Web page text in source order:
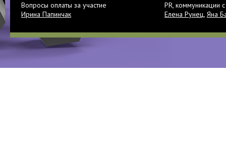
Вопросы оплаты за участие
Ирина Папинчак
PR, коммуникации
Елена Рунец, Яна